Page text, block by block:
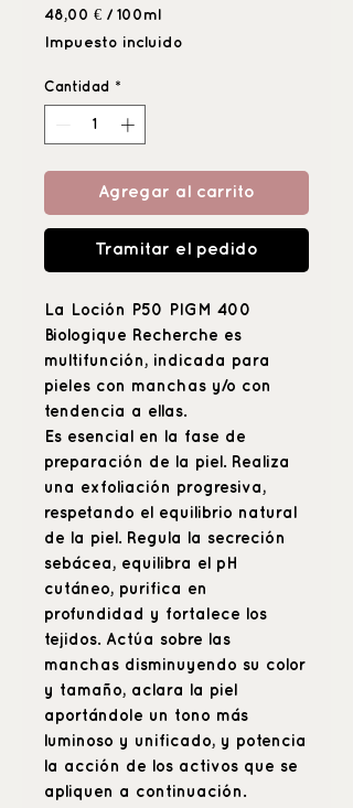
48,00 € / 100ml
48,00 €
por
Mililitro
Impuesto incluido
Cantidad *
Agregar al carrito
Tramitar el pedido
La
Loción P50 PIGM 400
Biologique Recherche es
multifunción, indicada para
pieles con manchas y/o con
tendencia a ellas.
Es esencial en la fase de
preparación de la piel. Realiza
una exfoliación progresiva,
respetando el equilibrio natural
de la piel. Regula la secreción
sebácea, equilibra el pH
cutáneo, purifica en
profundidad y fortalece los
tejidos. Actúa sobre las
manchas disminuyendo su color
y tamaño, aclara la piel
aportándole un tono más
luminoso y unificado, y potencia
la acción de los activos que se
apliquen a continuación.